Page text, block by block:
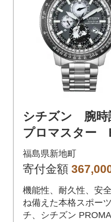
シチズン 腕
プロマスター
06-53H
福島県新地町
寄付金額
機能性、耐久性、安
ね備えた本格スポー
チ、シチズン